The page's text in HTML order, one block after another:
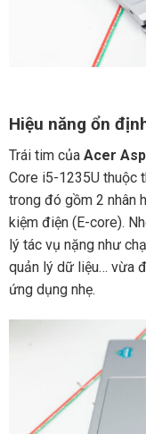
Hiệu năng ổn
Trái tim của Acer
Core i5-1235U thuộc
trong đó gồm 2 nhân
kiệm điện (E-core).
lý tác vụ nặng như
quản lý dữ liệu… vừa
ứng dụng nhẹ.